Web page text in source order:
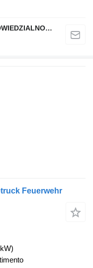
Q8 SPÓŁKA Z OGRANICZONĄ ODPOWIEDZIALNOŚCIĄ
Feuerwehr